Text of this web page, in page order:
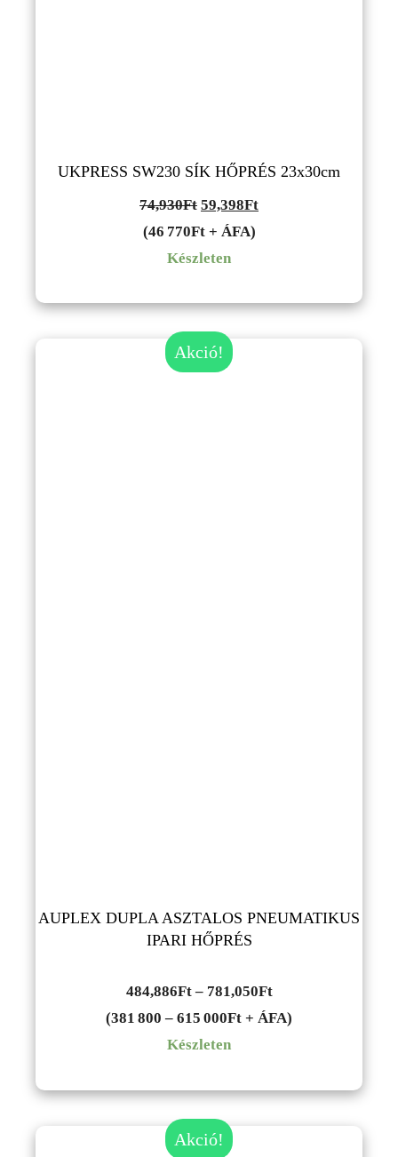
UKPRESS SW230 SÍK HŐPRÉS 23x30cm
74,930Ft Original
price
was:
59,398FtCurrent
(46 770Ft + ÁFA)
Készleten
Akció!
AUPLEX DUPLA ASZTALOS PNEUMATIKUS
IPARI HŐPRÉS
484,886Ft – 781,050FtÁrtartomány:
484,886Ft
(381 800 – 615 000Ft + ÁFA)
Készleten
Akció!